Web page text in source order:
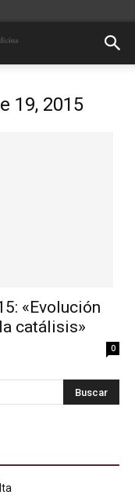
19, 2015
«Evolución
catálisis»
0